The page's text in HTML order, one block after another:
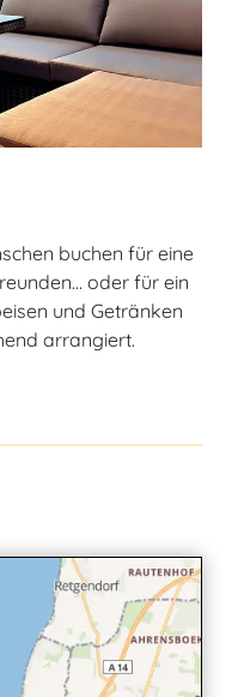
buchen für eine
oder für ein
und Getränken
arrangiert.